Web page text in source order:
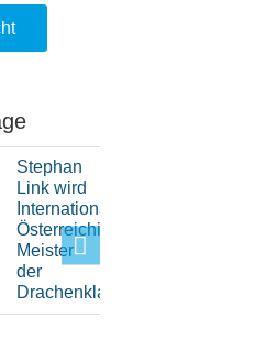
Stephan
Link wird
Internationaler
Österreichischer
Meister
der
Drachenklasse